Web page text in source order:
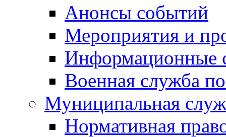
Анонсы событий
Мероприятия и
Информационные
Военная служба
Муниципальная
Нормативная